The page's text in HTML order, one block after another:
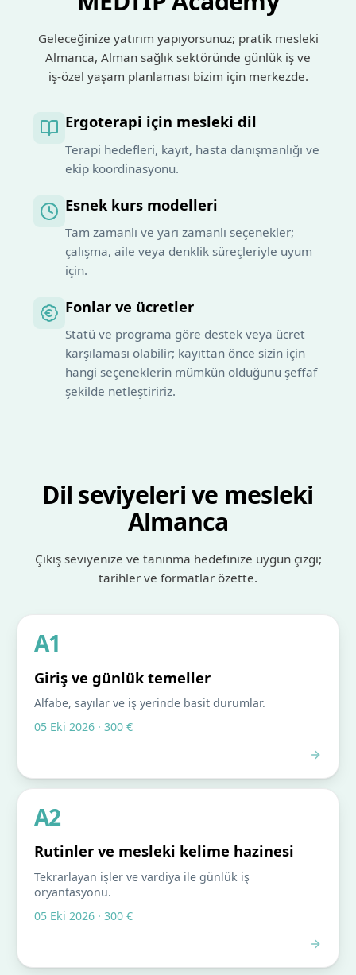
Geleceğinize yatırım yapıyorsunuz; pratik mesleki
Almanca, Alman sağlık sektöründe günlük iş ve
iş‑özel yaşam planlaması bizim için merkezde.
Ergoterapi için mesleki dil
Terapi hedefleri, kayıt, hasta danışmanlığı ve
ekip koordinasyonu.
Esnek kurs modelleri
Tam zamanlı ve yarı zamanlı seçenekler;
çalışma, aile veya denklik süreçleriyle uyum
için.
Fonlar ve ücretler
Statü ve programa göre destek veya ücret
karşılaması olabilir; kayıttan önce sizin için
hangi seçeneklerin mümkün olduğunu şeffaf
şekilde netleştiririz.
Dil seviyeleri ve mesleki
Almanca
Çıkış seviyenize ve tanınma hedefinize uygun çizgi;
tarihler ve formatlar özette.
A1
Giriş ve günlük temeller
Alfabe, sayılar ve iş yerinde basit durumlar.
05 Eki 2026 · 300 €
A2
Rutinler ve mesleki kelime hazinesi
Tekrarlayan işler ve vardiya ile günlük iş
oryantasyonu.
05 Eki 2026 · 300 €